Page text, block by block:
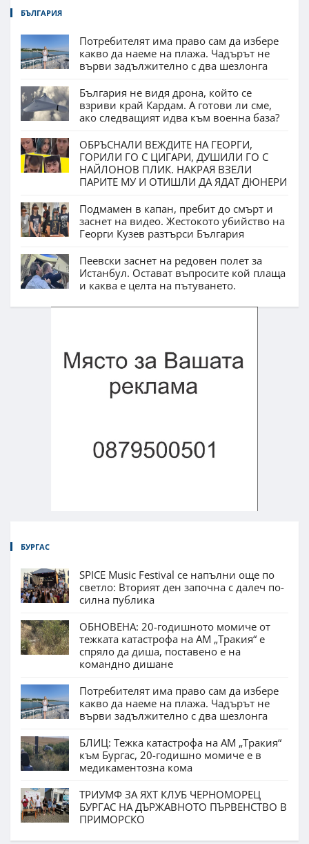
БЪЛГАРИЯ
Потребителят има право сам да избере
какво да наеме на плажа. Чадърът не
върви задължително с два шезлонга
България не видя дрона, който се
взриви край Кардам. А готови ли сме,
ако следващият идва към военна база?
ОБРЪСНАЛИ ВЕЖДИТЕ НА ГЕОРГИ,
ГОРИЛИ ГО С ЦИГАРИ, ДУШИЛИ ГО С
НАЙЛОНОВ ПЛИК. НАКРАЯ ВЗЕЛИ
ПАРИТЕ МУ И ОТИШЛИ ДА ЯДАТ ДЮНЕРИ
Подмамен в капан, пребит до смърт и
заснет на видео. Жестокото убийство на
Георги Кузев разтърси България
Пеевски заснет на редовен полет за
Истанбул. Остават въпросите кой плаща
и каква е целта на пътуването.
БУРГАС
SPICE Music Festival се напълни още по
светло: Вторият ден започна с далеч по-
силна публика
ОБНОВЕНА: 20-годишното момиче от
тежката катастрофа на АМ „Тракия“ е
спряло да диша, поставено е на
командно дишане
Потребителят има право сам да избере
какво да наеме на плажа. Чадърът не
върви задължително с два шезлонга
БЛИЦ: Тежка катастрофа на АМ „Тракия“
към Бургас, 20-годишно момиче е в
медикаментозна кома
ТРИУМФ ЗА ЯХТ КЛУБ ЧЕРНОМОРЕЦ
БУРГАС НА ДЪРЖАВНОТО ПЪРВЕНСТВО В
ПРИМОРСКО